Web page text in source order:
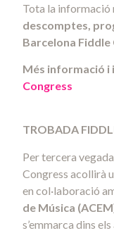
Tota la informació
descomptes,
Barcelona
Més informació i
Congress
TROBADA
Per tercera
Congress acollirà
en col·laboració
de Música
s’emmarca dins